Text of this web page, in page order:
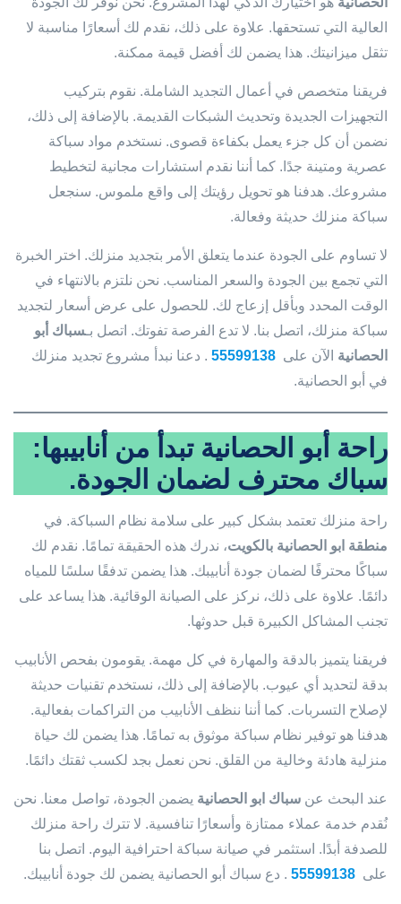
العالية التي تستحقها. علاوة على ذلك، نقدم لك أسعارًا مناسبة لا
تثقل ميزانيتك. هذا يضمن لك أفضل قيمة ممكنة.
فريقنا متخصص في أعمال التجديد الشاملة. نقوم بتركيب
التجهيزات الجديدة وتحديث الشبكات القديمة. بالإضافة إلى ذلك،
نضمن أن كل جزء يعمل بكفاءة قصوى. نستخدم مواد سباكة
عصرية ومتينة جدًا. كما أننا نقدم استشارات مجانية لتخطيط
مشروعك. هدفنا هو تحويل رؤيتك إلى واقع ملموس. سنجعل
سباكة منزلك حديثة وفعالة.
لا تساوم على الجودة عندما يتعلق الأمر بتجديد منزلك. اختر الخبرة
التي تجمع بين الجودة والسعر المناسب. نحن نلتزم بالانتهاء في
الوقت المحدد وبأقل إزعاج لك. للحصول على عرض أسعار لتجديد
سباكة منزلك، اتصل بنا. لا تدع الفرصة تفوتك. اتصل بـسباك أبو
الحصانية الآن على 55599138 . دعنا نبدأ مشروع تجديد منزلك
في أبو الحصانية.
راحة أبو الحصانية تبدأ من أنابيبها:
سباك محترف لضمان الجودة.
راحة منزلك تعتمد بشكل كبير على سلامة نظام السباكة. في
منطقة ابو الحصانية بالكويت، ندرك هذه الحقيقة تمامًا. نقدم لك
سباكًا محترفًا لضمان جودة أنابيبك. هذا يضمن تدفقًا سلسًا للمياه
دائمًا. علاوة على ذلك، نركز على الصيانة الوقائية. هذا يساعد على
تجنب المشاكل الكبيرة قبل حدوثها.
فريقنا يتميز بالدقة والمهارة في كل مهمة. يقومون بفحص الأنابيب
بدقة لتحديد أي عيوب. بالإضافة إلى ذلك، نستخدم تقنيات حديثة
لإصلاح التسربات. كما أننا ننظف الأنابيب من التراكمات بفعالية.
هدفنا هو توفير نظام سباكة موثوق به تمامًا. هذا يضمن لك حياة
منزلية هادئة وخالية من القلق. نحن نعمل بجد لكسب ثقتك دائمًا.
عند البحث عن سباك ابو الحصانية يضمن الجودة، تواصل معنا. نحن
نُقدم خدمة عملاء ممتازة وأسعارًا تنافسية. لا تترك راحة منزلك
للصدفة أبدًا. استثمر في صيانة سباكة احترافية اليوم. اتصل بنا
على 55599138 . دع سباك أبو الحصانية يضمن لك جودة أنابيبك.